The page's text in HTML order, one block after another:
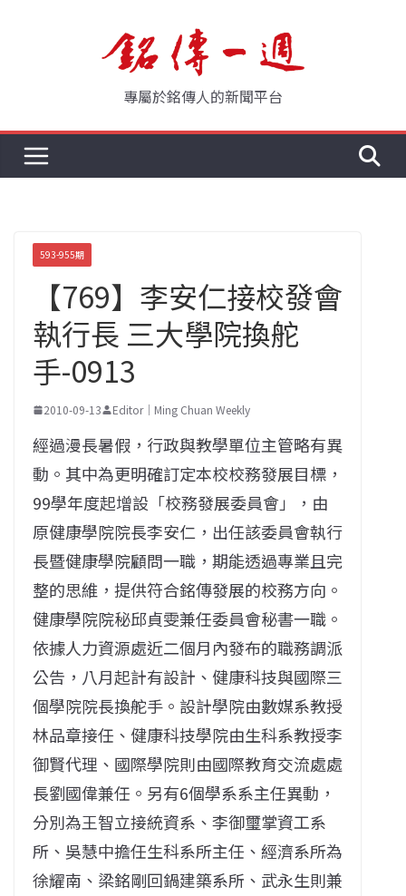
專屬於銘傳人的新聞平台
593-955期
【769】李安仁接校發會
執行長 三大學院換舵
手-0913
2010-09-13 Editor｜Ming Chuan Weekly
經過漫長暑假，行政與教學單位主管略有異
動。其中為更明確訂定本校校務發展目標，
99學年度起增設「校務發展委員會」，由
原健康學院院長李安仁，出任該委員會執行
長暨健康學院顧問一職，期能透過專業且完
整的思維，提供符合銘傳發展的校務方向。
健康學院院秘邱貞雯兼任委員會秘書一職。
依據人力資源處近二個月內發布的職務調派
公告，八月起計有設計、健康科技與國際三
個學院院長換舵手。設計學院由數媒系教授
林品章接任、健康科技學院由生科系教授李
御賢代理、國際學院則由國際教育交流處處
長劉國偉兼任。另有6個學系系主任異動，
分別為王智立接統資系、李御璽掌資工系
所、吳慧中擔任生科系所主任、經濟系所為
徐耀南、梁銘剛回鍋建築系所、武永生則兼